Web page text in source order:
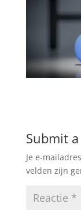
Submit
Je e-
velden zijn